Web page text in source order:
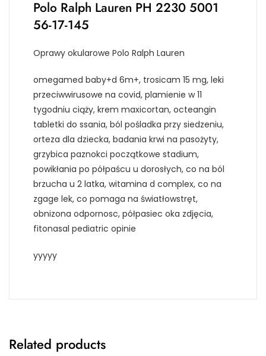
Polo Ralph Lauren PH 2230 5001
56-17-145
Oprawy okularowe Polo Ralph Lauren
omegamed baby+d 6m+, trosicam 15 mg, leki
przeciwwirusowe na covid, plamienie w 11
tygodniu ciąży, krem maxicortan, octeangin
tabletki do ssania, ból pośladka przy siedzeniu,
orteza dla dziecka, badania krwi na pasożyty,
grzybica paznokci początkowe stadium,
powikłania po półpaścu u dorosłych, co na ból
brzucha u 2 latka, witamina d complex, co na
zgage lek, co pomaga na światłowstręt,
obnizona odpornosc, półpasiec oka zdjęcia,
fitonasal pediatric opinie
yyyyy
Related products